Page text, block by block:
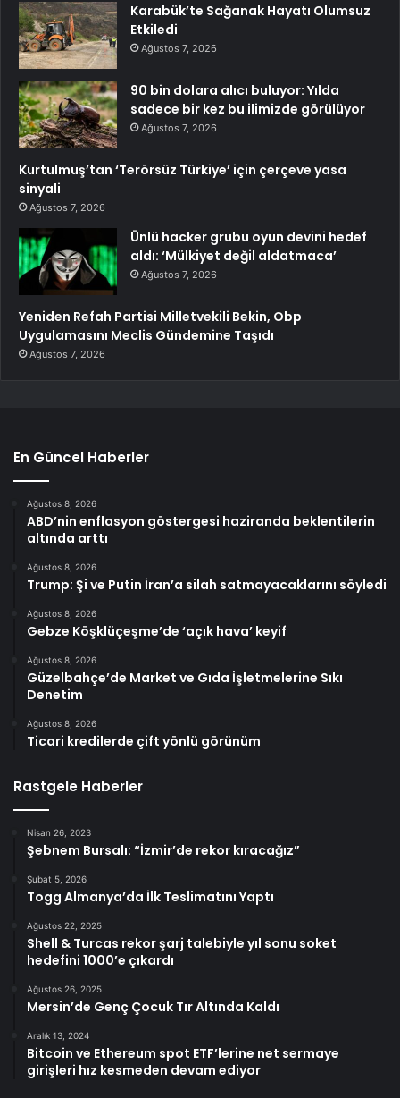
Karabük’te Sağanak Hayatı Olumsuz
Etkiledi
Ağustos 7, 2026
90 bin dolara alıcı buluyor: Yılda
sadece bir kez bu ilimizde görülüyor
Ağustos 7, 2026
Kurtulmuş’tan ‘Terörsüz Türkiye’ için çerçeve yasa
sinyali
Ağustos 7, 2026
Ünlü hacker grubu oyun devini hedef
aldı: ‘Mülkiyet değil aldatmaca’
Ağustos 7, 2026
Yeniden Refah Partisi Milletvekili Bekin, Obp
Uygulamasını Meclis Gündemine Taşıdı
Ağustos 7, 2026
En Güncel Haberler
Ağustos 8, 2026
ABD’nin enflasyon göstergesi haziranda beklentilerin
altında arttı
Ağustos 8, 2026
Trump: Şi ve Putin İran’a silah satmayacaklarını söyledi
Ağustos 8, 2026
Gebze Köşklüçeşme’de ‘açık hava’ keyif
Ağustos 8, 2026
Güzelbahçe’de Market ve Gıda İşletmelerine Sıkı
Denetim
Ağustos 8, 2026
Ticari kredilerde çift yönlü görünüm
Rastgele Haberler
Nisan 26, 2023
Şebnem Bursalı: “İzmir’de rekor kıracağız”
Şubat 5, 2026
Togg Almanya’da İlk Teslimatını Yaptı
Ağustos 22, 2025
Shell & Turcas rekor şarj talebiyle yıl sonu soket
hedefini 1000’e çıkardı
Ağustos 26, 2025
Mersin’de Genç Çocuk Tır Altında Kaldı
Aralık 13, 2024
Bitcoin ve Ethereum spot ETF’lerine net sermaye
girişleri hız kesmeden devam ediyor